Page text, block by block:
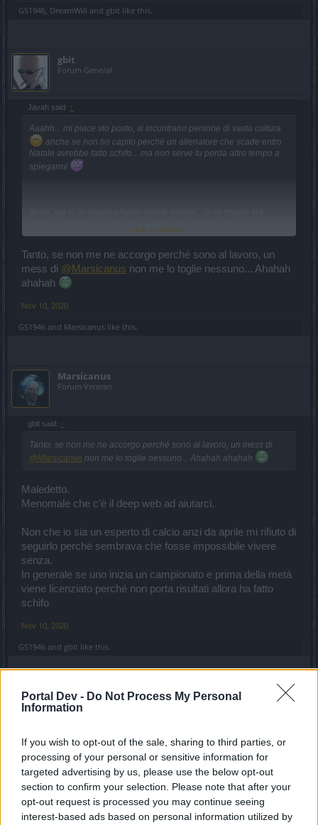
Portal Dev - Do Not Process My Personal
Information
If you wish to opt-out of the sale, sharing to third parties, or
processing of your personal or sensitive information for
targeted advertising by us, please use the below opt-out
section to confirm your selection. Please note that after your
opt-out request is processed you may continue seeing
interest-based ads based on personal information utilized by
GS1946, DreamWill and gbit like this.
gbit
Forum General
Javah said: ↑
Aaahh... mi piace sto posto, si incontrano persone di vasta cultura
anche se non ho capito perchè un allenatore che scade entro
Natale avrebbe fatto schifo... ma non serve tu perda altro tempo a
spiegarmi
P.S.gbit : sei pronto o no per domani? Hai verificato la presenza nel
tuo Excel delle ultime patch??
Click to expand...
Tanto, se non me ne accorgo perché sono al lavoro, un
mess di @Marsicanus non me lo toglie nessuno... Ahahah
ahahah
Nov 10, 2020
GS1946 and Marsicanus like this.
Marsicanus
Forum Veteran
gbit said: ↑
Tanto, se non me ne accorgo perché sono al lavoro, un mess di
@Marsicanus non me lo toglie nessuno... Ahahah ahahah
Maledetto.
Menomale che c'è il deep web ad aiutarci.
Non che io sia un esperto di calcio anzi da aprile mi rifiuto di
seguirlo perché sembrava che fosse impossibile vivere
senza.
In generale se uno inizia un campionato e prima della metà
viene licenziato perché non porta risultati allora ha fatto
schifo
Nov 10, 2020
GS1946 and gbit like this.
gbit
Forum General
Javah said: ↑
Curiosoni
L'item è alzato di 4 livelli....
Nov 11, 2020